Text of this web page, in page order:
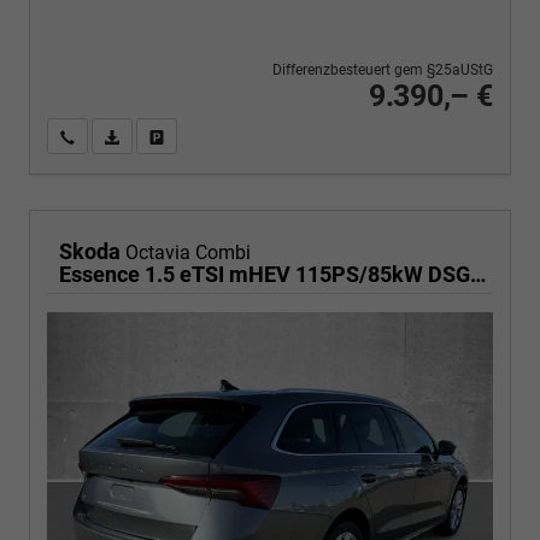
9.390,– €
Differenzbesteuert gem §25aUStG
Wir rufen Sie anPDF-Fahrzeugexposé drucken
Skoda Octavia Combi
Essence 1.5 eTSI mHEV 115PS/85kW DSG7 2026